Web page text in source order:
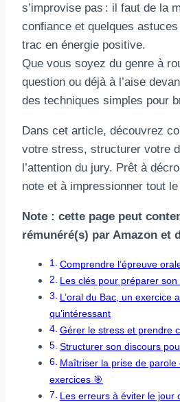
s’improvise pas : il faut de la
confiance et quelques
trac en énergie positive.
Que vous soyez du genre à
question ou déjà à l’aise
des techniques simples pour
Dans cet article, découvrez
votre stress, structurer votre
l’attention du jury. Prêt à
note et à impressionner tout le
Note : cette page peut
rémunéré(s) par Amazon et
Comprendre l’épreuve
Les clés pour préparer
L’oral du Bac, un exercice
qu’intéressant
Gérer le stress et prendre
Structurer son discours
Maîtriser la prise de
exercices 🎯
Les erreurs à éviter le jour